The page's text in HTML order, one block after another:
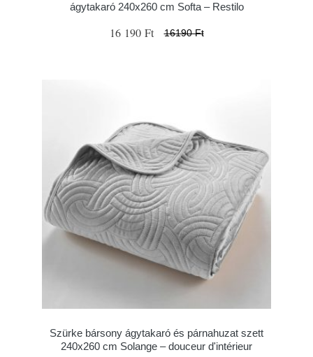
ágytakaró 240x260 cm Softa – Restilo
16 190 Ft 16190 Ft
Szürke bársony ágytakaró és párnahuzat szett
240x260 cm Solange – douceur d'intérieur